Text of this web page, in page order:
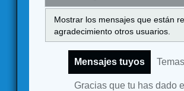
Mostrar los mensajes que están
agradecimiento otros usuarios.
Mensajes tuyos
Gracias que tu has dado